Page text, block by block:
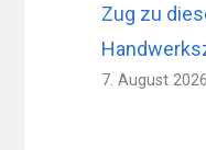
Zug zu
7. August 2026